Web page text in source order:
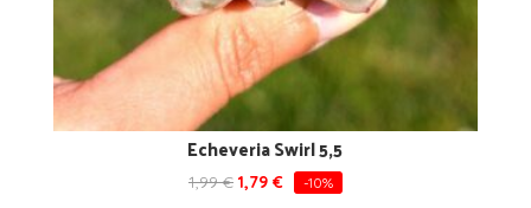
Echeveria Swirl 5,5
1,99€ 1,79 € -10%